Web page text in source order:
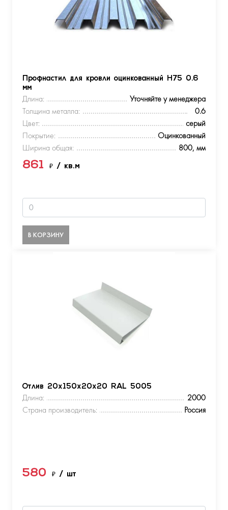
Профнастил для кровли оцинкованный Н75 0.6
мм
Длина:
Уточняйте у менеджера
Толщина металла:
0.6
Цвет:
серый
Покрытие:
Оцинкованный
Ширина общая:
800, мм
861 ₽ / кв.м
В КОРЗИНУ
Отлив 20х150х20х20 RAL 5005
Длина:
2000
Страна производитель:
Россия
580 ₽ / шт